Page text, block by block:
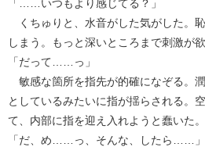
「……いつもより感じてる？」
くちゅりと、水音がした気がした。
しまう。もっと深いところまで刺激が
「だって……っ」
敏感な箇所を指先が的確になぞる。
としているみたいに指が揺らされる。
て、内部に指を迎え入れようと蠢いた。
「だ、め……っ、そんな、したら……」